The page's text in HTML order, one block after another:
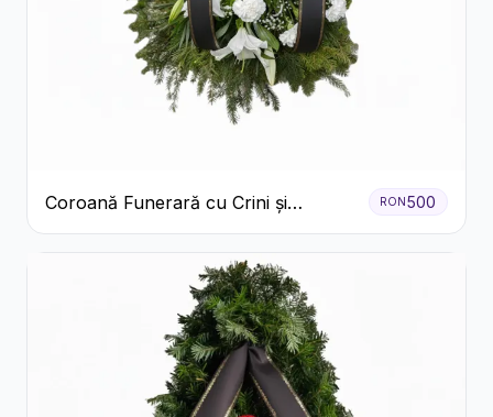
Coroană Funerară cu Crini și
Garoafe Albe
RON500